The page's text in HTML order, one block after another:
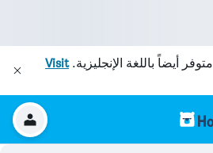
متوفر أيضاً باللغة الإنجليزية.Visit